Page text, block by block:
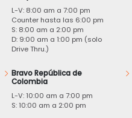
L-V: 8:00 am a 7:00 pm
Counter hasta las 6:00 pm
S: 8:00 am a 2:00 pm
D: 9:00 am a 1:00 pm (solo
Drive Thru.)
Bravo República de
Colombia
L-V: 10:00 am a 7:00 pm
S: 10:00 am a 2:00 pm